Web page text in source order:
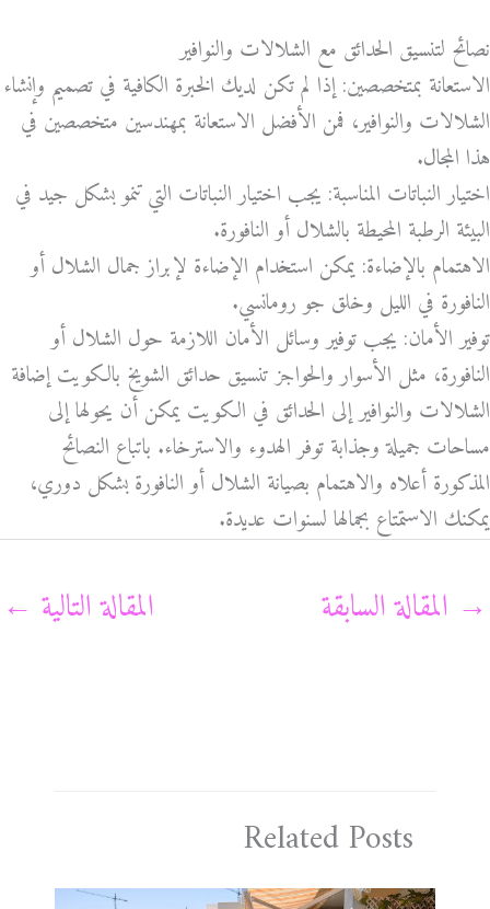
نصائح لتنسيق الحدائق مع الشلالات والنوافير
الاستعانة بمتخصصين: إذا لم تكن لديك الخبرة الكافية في تصميم وإنشاء
الشلالات والنوافير، فمن الأفضل الاستعانة بمهندسين متخصصين في
هذا المجال.
اختيار النباتات المناسبة: يجب اختيار النباتات التي تنمو بشكل جيد في
البيئة الرطبة المحيطة بالشلال أو النافورة.
الاهتمام بالإضاءة: يمكن استخدام الإضاءة لإبراز جمال الشلال أو
النافورة في الليل وخلق جو رومانسي.
توفير الأمان: يجب توفير وسائل الأمان اللازمة حول الشلال أو
النافورة، مثل الأسوار والحواجز تنسيق حدائق الشويخ بالكويت إضافة
الشلالات والنوافير إلى الحدائق في الكويت يمكن أن يحولها إلى
مساحات جميلة وجذابة توفر الهدوء والاسترخاء. باتباع النصائح
المذكورة أعلاه والاهتمام بصيانة الشلال أو النافورة بشكل دوري،
يمكنك الاستمتاع بجمالها لسنوات عديدة.
→ المقالة السابقة المقالة التالية ←
Related Posts